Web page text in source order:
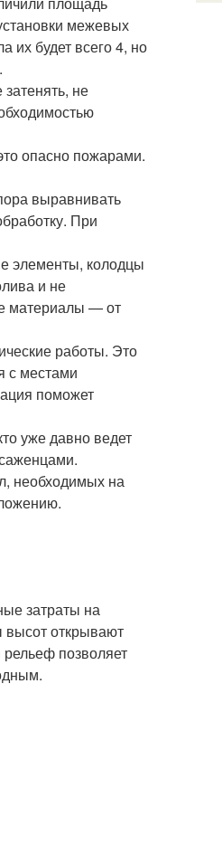
межевых
их будет всего 4, но
не
опасно пожарами.
выравнивать
При
элементы, колодцы
и не
материалы — от
работы. Это
с местами
поможет
уже давно ведет
необходимых на
затраты на
высот открывают
позволяет